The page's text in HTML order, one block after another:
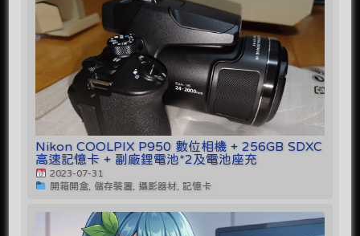
Nikon COOLPIX P950 數位相機 + 256GB SDXC
高速記憶卡 + 副廠鋰電池*2及電池座充
2023-07-31
開箱開盒, 儲存裝置, 攝影器材, 記憶卡